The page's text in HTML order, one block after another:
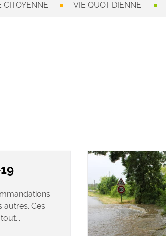
CITOYENNE VIE QUOTIDIENNE
autres. Ces